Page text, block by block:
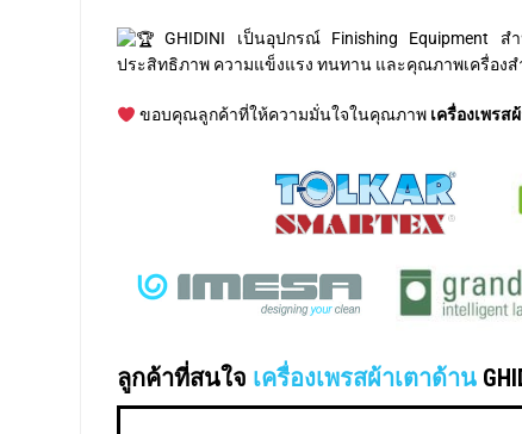
GHIDINI เป็นอุปกรณ์ Finishing Equipment ส
ประสิทธิภาพ ความแข็งแรง ทนทาน และคุณภาพเครื่องส
ขอบคุณลูกค้าที่ให้ความมั่นใจในคุณภาพ เครื่องเพรส
ลูกค้าที่สนใจ เครื่องเพรสผ้าเตาด้าน